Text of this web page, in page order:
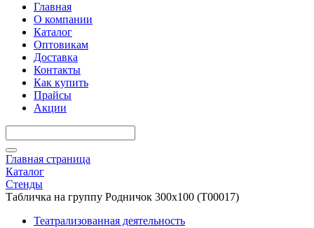
Главная
О компании
Каталог
Оптовикам
Доставка
Контакты
Как купить
Прайсы
Акции
Главная страница
Каталог
Стенды
Табличка на группу Родничок 300х100 (Т00017)
Театрализованная деятельность